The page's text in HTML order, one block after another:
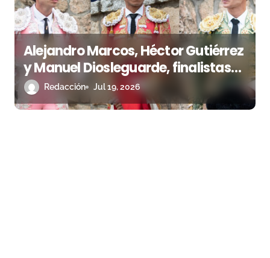
Alejandro Marcos, Héctor Gutiérrez
y Manuel Diosleguarde, finalistas
de la Copa Chenel 2026
Redacción Jul 19, 2026